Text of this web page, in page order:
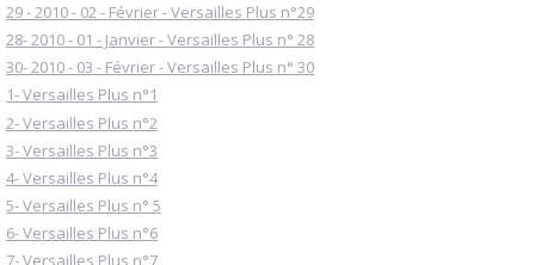
29 - 2010 - 02 - Février - Versailles Plus n°29
28- 2010 - 01 - Janvier - Versailles Plus n° 28
30- 2010 - 03 - Février - Versailles Plus n° 30
1- Versailles Plus n°1
2- Versailles Plus n°2
3- Versailles Plus n°3
4- Versailles Plus n°4
5- Versailles Plus n° 5
6- Versailles Plus n°6
7- Versailles Plus n°7